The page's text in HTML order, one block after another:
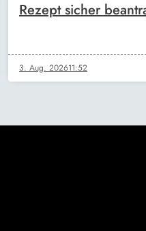
Rezept sicher
3. Aug. 202611:52